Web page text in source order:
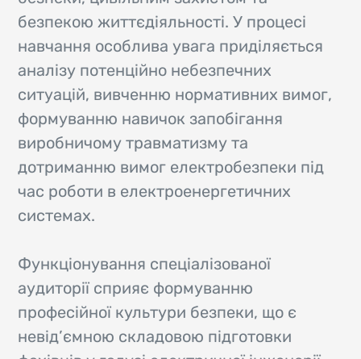
безпекою життєдіяльності. У процесі
навчання особлива увага приділяється
аналізу потенційно небезпечних
ситуацій, вивченню нормативних вимог,
формуванню навичок запобігання
виробничому травматизму та
дотриманню вимог електробезпеки під
час роботи в електроенергетичних
системах.
Функціонування спеціалізованої
аудиторії сприяє формуванню
професійної культури безпеки, що є
невід’ємною складовою підготовки